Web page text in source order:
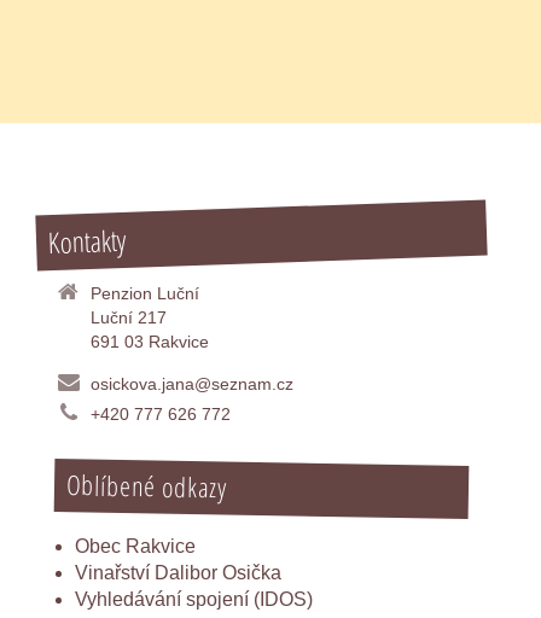
Kontakty
Penzion Luční
Luční 217
691 03 Rakvice
osickova.jana@seznam.cz
+420 777 626 772
Oblíbené odkazy
Obec Rakvice
Vinařství Dalibor Osička
Vyhledávání spojení (IDOS)